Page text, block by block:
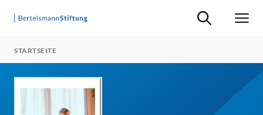
Suche ein-/
STARTSEITE